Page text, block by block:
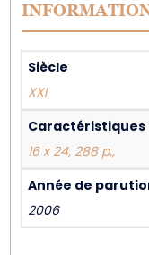
Siècle
XXI
Caractéristiques
16 x 24, 288 p.,
Année de
2006